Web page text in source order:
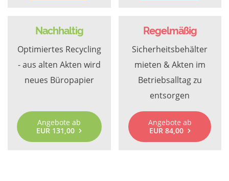
Nachhaltig
Optimiertes Recycling
- aus alten Akten wird
neues Büropapier
Angebote ab
EUR 131,00
Regelmäßig
Sicherheitsbehälter
mieten & Akten im
Betriebsalltag zu
entsorgen
Angebote ab
EUR 84,00